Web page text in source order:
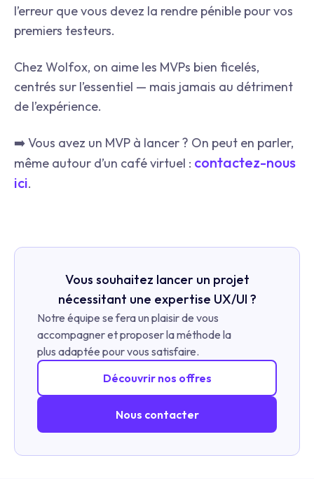
l’erreur que vous devez la rendre pénible pour vos
premiers testeurs.
Chez Wolfox, on aime les MVPs bien ficelés,
centrés sur l’essentiel — mais jamais au détriment
de l’expérience.
➡️ Vous avez un MVP à lancer ? On peut en parler,
même autour d’un café virtuel : contactez-nous
ici.
Vous souhaitez lancer un projet
nécessitant une expertise UX/UI ?
Notre équipe se fera un plaisir de vous
accompagner et proposer la méthode la
plus adaptée pour vous satisfaire.
Découvrir nos offres
Nous contacter